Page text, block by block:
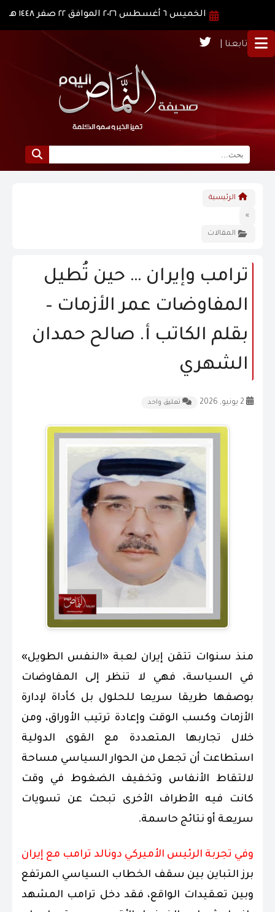
الخميس ٦ أغسطس ٢٠٢٦ الموافق ٢٢ صفر ١٤٤٨ هـ
تابعنا |
نبذة عن النماص
الرؤية و الرسالة
الاخبار
الرئيسية
»
المقالات
ترامب وإيران … حين تُطيل
المفاوضات عمر الأزمات –
بقلم الكاتب أ. صالح حمدان
الشهري
تعليق واحد
منذ سنوات تتقن إيران لعبة «النفس الطويل»
في السياسة، فهي لا تنظر إلى المفاوضات
بوصفها طريقا سريعا للحلول بل كأداة لإدارة
الأزمات وكسب الوقت وإعادة ترتيب الأوراق، ومن
خلال تجاربها المتعددة مع القوى الدولية
استطاعت أن تجعل من الحوار السياسي مساحة
لالتقاط الأنفاس وتخفيف الضغوط في وقت
كانت فيه الأطراف الأخرى تبحث عن تسويات
سريعة أو نتائج حاسمة.
وفي تجربة الرئيس الأميركي دونالد ترامب مع إيران
برز التباين بين سقف الخطاب السياسي المرتفع
وبين تعقيدات الواقع، فقد دخل ترامب المشهد